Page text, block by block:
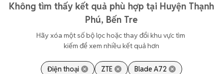
Không tìm thấy kết quả phù hợp tại Huyện Thạnh
Phú, Bến Tre
Hãy xóa một số bộ lọc hoặc thay đổi khu vực tìm
kiếm để xem nhiều kết quả hơn
Điện thoại ZTE Blade A72